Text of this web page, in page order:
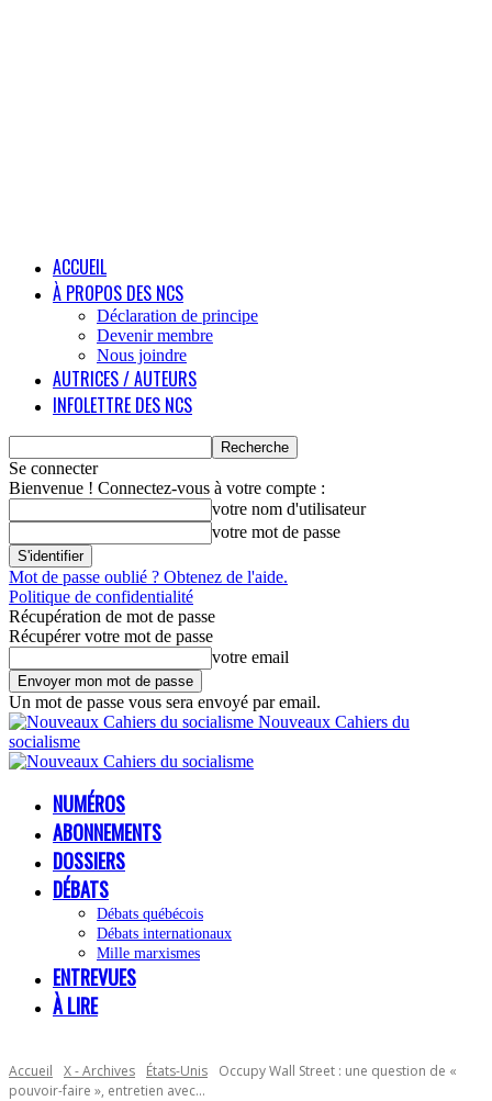
ACCUEIL
À PROPOS DES NCS
Déclaration de principe
Devenir membre
Nous joindre
AUTRICES / AUTEURS
INFOLETTRE DES NCS
Se connecter
Bienvenue ! Connectez-vous à votre compte :
votre nom d'utilisateur
votre mot de passe
Mot de passe oublié ? Obtenez de l'aide.
Politique de confidentialité
Récupération de mot de passe
Récupérer votre mot de passe
votre email
Un mot de passe vous sera envoyé par email.
Nouveaux Cahiers du
socialisme
NUMÉROS
ABONNEMENTS
DOSSIERS
DÉBATS
Débats québécois
Débats internationaux
Mille marxismes
ENTREVUES
À LIRE
Accueil X - Archives États-Unis
Occupy Wall Street : une question de «
pouvoir-faire », entretien avec...